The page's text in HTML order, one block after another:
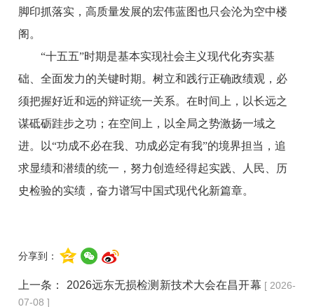
脚印抓落实，高质量发展的宏伟蓝图也只会沦为空中楼
阁。
“十五五”时期是基本实现社会主义现代化夯实基
础、全面发力的关键时期。树立和践行正确政绩观，必
须把握好近和远的辩证统一关系。在时间上，以长远之
谋砥砺跬步之功；在空间上，以全局之势激扬一域之
进。以“功成不必在我、功成必定有我”的境界担当，追
求显绩和潜绩的统一，努力创造经得起实践、人民、历
史检验的实绩，奋力谱写中国式现代化新篇章。
分享到：
上一条： 2026远东无损检测新技术大会在昌开幕 [ 2026-
07-08 ]